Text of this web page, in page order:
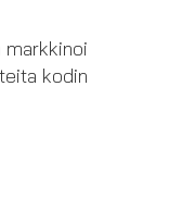
markkinoi
kodin